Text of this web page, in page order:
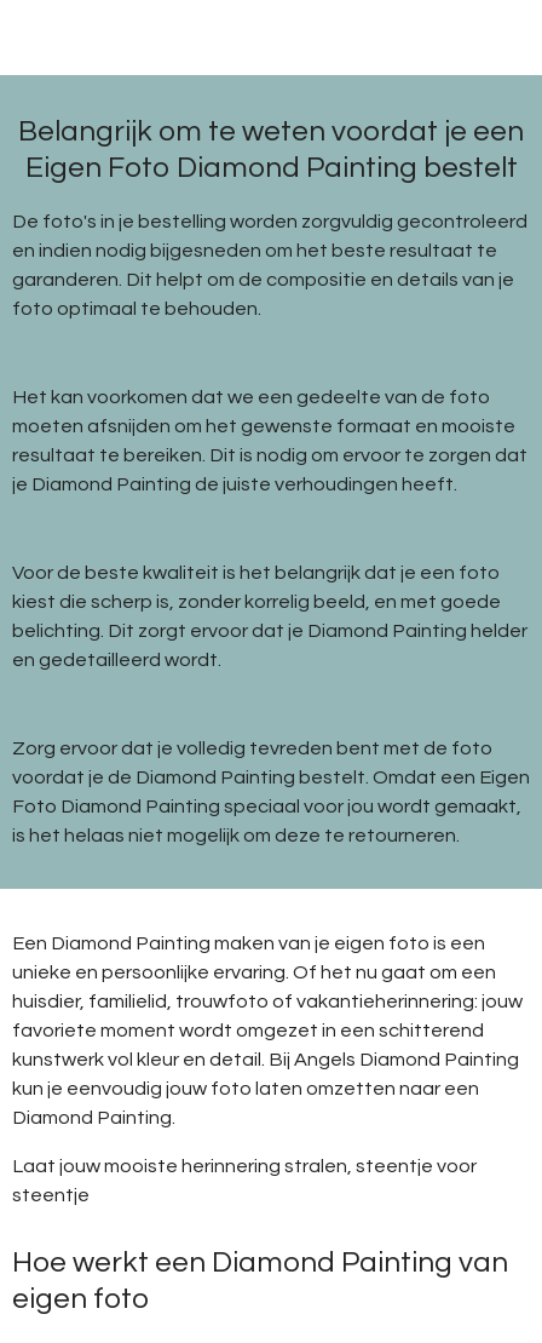
Belangrijk om te weten voordat je een
Eigen Foto Diamond Painting bestelt
De foto's in je bestelling worden zorgvuldig gecontroleerd
en indien nodig bijgesneden om het beste resultaat te
garanderen. Dit helpt om de compositie en details van je
foto optimaal te behouden.
Het kan voorkomen dat we een gedeelte van de foto
moeten afsnijden om het gewenste formaat en mooiste
resultaat te bereiken. Dit is nodig om ervoor te zorgen dat
je Diamond Painting de juiste verhoudingen heeft.
Voor de beste kwaliteit is het belangrijk dat je een foto
kiest die scherp is, zonder korrelig beeld, en met goede
belichting. Dit zorgt ervoor dat je Diamond Painting helder
en gedetailleerd wordt.
Zorg ervoor dat je volledig tevreden bent met de foto
voordat je de Diamond Painting bestelt. Omdat een Eigen
Foto Diamond Painting speciaal voor jou wordt gemaakt,
is het helaas niet mogelijk om deze te retourneren.
Een Diamond Painting maken van je eigen foto is een
unieke en persoonlijke ervaring. Of het nu gaat om een
huisdier, familielid, trouwfoto of vakantieherinnering: jouw
favoriete moment wordt omgezet in een schitterend
kunstwerk vol kleur en detail. Bij Angels Diamond Painting
kun je eenvoudig jouw foto laten omzetten naar een
Diamond Painting.
Laat jouw mooiste herinnering stralen, steentje voor
steentje
Hoe werkt een Diamond Painting van
eigen foto